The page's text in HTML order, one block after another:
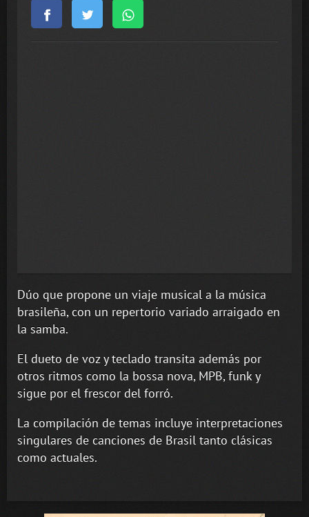
Dúo que propone un viaje musical a la música
brasileña, con un repertorio variado arraigado en
la samba.
El dueto de voz y teclado transita además por
otros ritmos como la bossa nova, MPB, funk y
sigue por el frescor del forró.
La compilación de temas incluye interpretaciones
singulares de canciones de Brasil tanto clásicas
como actuales.